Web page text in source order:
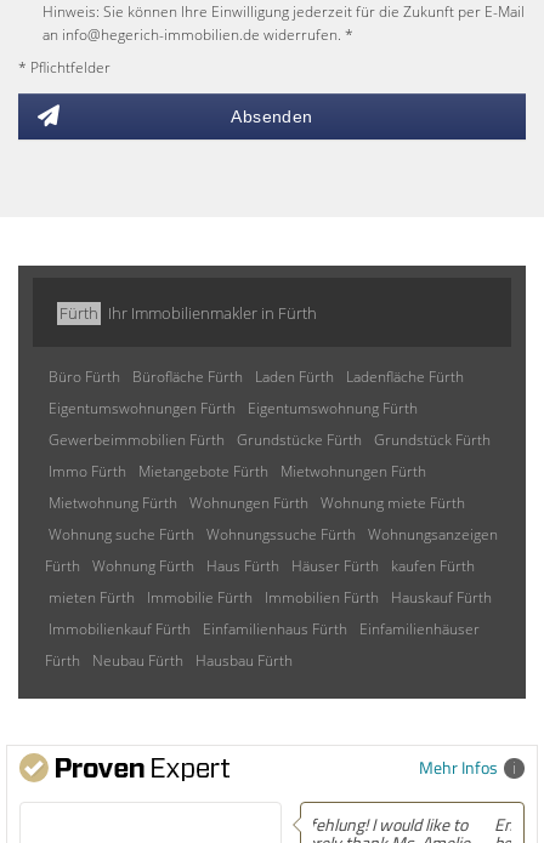
Hinweis: Sie können Ihre Einwilligung jederzeit für die Zukunft per E-Mail
an info@hegerich-immobilien.de widerrufen. *
* Pflichtfelder
Absenden
Fürth Ihr Immobilienmakler in Fürth
Büro Fürth Bürofläche Fürth Laden Fürth
Ladenfläche Fürth
Eigentumswohnungen Fürth
Eigentumswohnung Fürth
Gewerbeimmobilien Fürth
Grundstücke Fürth
Grundstück Fürth
Immo Fürth
Mietangebote Fürth
Mietwohnungen Fürth
Mietwohnung Fürth
Wohnungen Fürth
Wohnung miete Fürth
Wohnung suche Fürth
Wohnungssuche Fürth
Wohnungsanzeigen
Fürth
Wohnung Fürth Haus Fürth Häuser Fürth
kaufen Fürth
mieten Fürth
Immobilie Fürth Immobilien Fürth
Hauskauf Fürth
Immobilienkauf Fürth
Einfamilienhaus Fürth
Einfamilienhäuser
Fürth
Neubau Fürth Hausbau Fürth
Mehr Infos
Empfehlung! Easily the